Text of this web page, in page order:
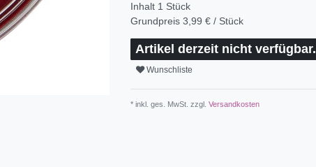
Inhalt 1 Stück
Grundpreis 3,99 € / Stück
Artikel derzeit nicht verfügbar.
Wunschliste
* inkl. ges. MwSt. zzgl. Versandkosten